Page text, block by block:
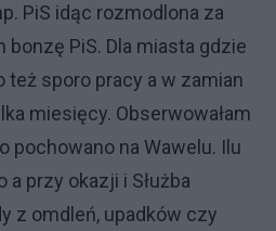
PiS idąc rozmodlona za
PiS. Dla miasta gdzie
też sporo pracy a w zamian
miesięcy. Obserwowałam
pochowano na Wawelu. Ilu
przy okazji i Służba
z omdleń, upadków czy